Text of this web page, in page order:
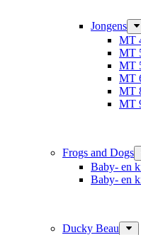
Jongens
MT
MT
MT
MT
MT
MT
Frogs and Dogs
Baby- en
Baby- en
Ducky Beau